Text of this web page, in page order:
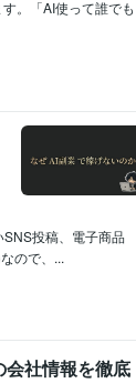
。「AI使って誰でも
投稿、電子商品
ので、...
会社情報を徹底